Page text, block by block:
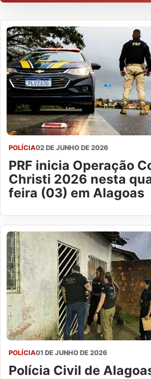
POLÍCIA02 DE JUNHO DE 2026
PRF inicia Operação
Christi 2026 nesta
feira (03) em Alagoas
POLÍCIA01 DE JUNHO DE 2026
Polícia Civil de